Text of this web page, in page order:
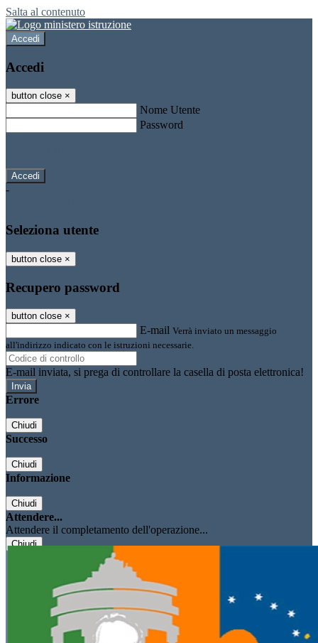
Salta al contenuto
Accedi
Accedi
button close ×
Nome Utente
Password
-
Seleziona utente
button close ×
Recupero password
button close ×
E-mail Verrà inviato un messaggio
all'indirizzo indicato con le istruzioni necessarie.
E-mail inviata, si prega di controllare la casella di posta elettronica!
Errore
Chiudi
Successo
Chiudi
Informazione
Chiudi
Attendere...
Attendere il completamento dell'operazione...
Chiudi